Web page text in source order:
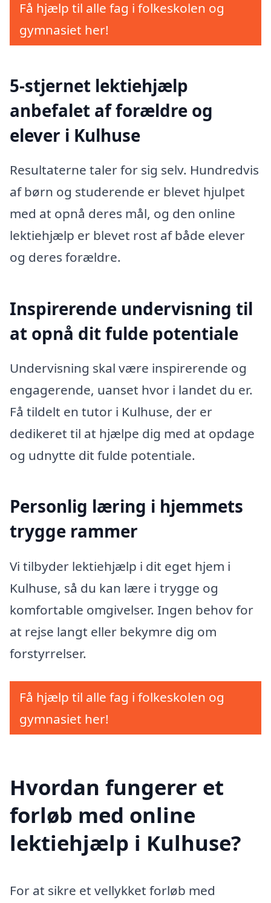
Få hjælp til alle fag i folkeskolen og
gymnasiet her!
5-stjernet lektiehjælp
anbefalet af forældre og
elever i Kulhuse
Resultaterne taler for sig selv. Hundredvis
af børn og studerende er blevet hjulpet
med at opnå deres mål, og den online
lektiehjælp er blevet rost af både elever
og deres forældre.
Inspirerende undervisning til
at opnå dit fulde potentiale
Undervisning skal være inspirerende og
engagerende, uanset hvor i landet du er.
Få tildelt en tutor i Kulhuse, der er
dedikeret til at hjælpe dig med at opdage
og udnytte dit fulde potentiale.
Personlig læring i hjemmets
trygge rammer
Vi tilbyder lektiehjælp i dit eget hjem i
Kulhuse, så du kan lære i trygge og
komfortable omgivelser. Ingen behov for
at rejse langt eller bekymre dig om
forstyrrelser.
Få hjælp til alle fag i folkeskolen og
gymnasiet her!
Hvordan fungerer et
forløb med online
lektiehjælp i Kulhuse?
For at sikre et vellykket forløb med